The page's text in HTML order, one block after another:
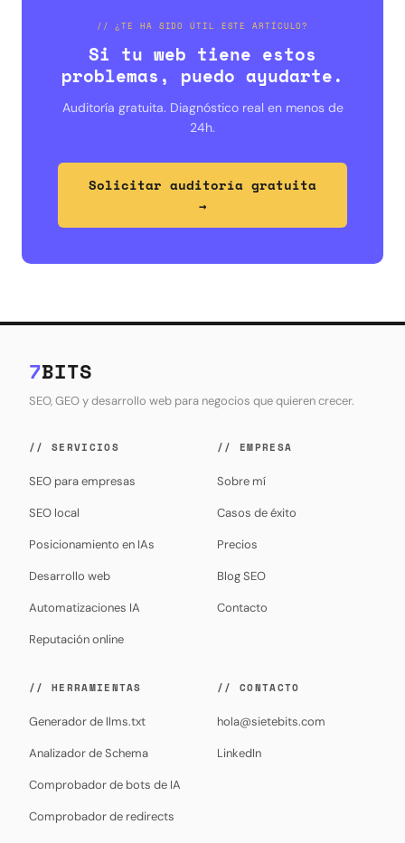
// ¿TE HA SIDO ÚTIL ESTE ARTÍCULO?
Si tu web tiene estos
problemas, puedo ayudarte.
Auditoría gratuita. Diagnóstico real en menos de
24h.
Solicitar auditoría gratuita
→
7BITS
SEO, GEO y desarrollo web para negocios que quieren crecer.
// SERVICIOS
SEO para empresas
SEO local
Posicionamiento en IAs
Desarrollo web
Automatizaciones IA
Reputación online
// EMPRESA
Sobre mí
Casos de éxito
Precios
Blog SEO
Contacto
// HERRAMIENTAS
Generador de llms.txt
Analizador de Schema
Comprobador de bots de IA
Comprobador de redirects
// CONTACTO
hola@sietebits.com
LinkedIn